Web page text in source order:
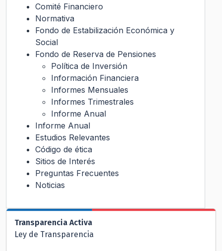
Comité Financiero
Normativa
Fondo de Estabilización Económica y
Social
Fondo de Reserva de Pensiones
Política de Inversión
Información Financiera
Informes Mensuales
Informes Trimestrales
Informe Anual
Informe Anual
Estudios Relevantes
Código de ética
Sitios de Interés
Preguntas Frecuentes
Noticias
Transparencia Activa
Ley de Transparencia